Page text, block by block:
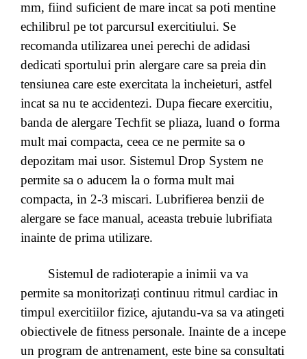
mm, fiind suficient de mare incat sa poti mentine
echilibrul pe tot parcursul exercitiului. Se
recomanda utilizarea unei perechi de adidasi
dedicati sportului prin alergare care sa preia din
tensiunea care este exercitata la incheieturi, astfel
incat sa nu te accidentezi. Dupa fiecare exercitiu,
banda de alergare Techfit se pliaza, luand o forma
mult mai compacta, ceea ce ne permite sa o
depozitam mai usor. Sistemul Drop System ne
permite sa o aducem la o forma mult mai
compacta, in 2-3 miscari. Lubrifierea benzii de
alergare se face manual, aceasta trebuie lubrifiata
inainte de prima utilizare.
Sistemul de radioterapie a inimii va va
permite sa monitorizați continuu ritmul cardiac in
timpul exercitiilor fizice, ajutandu-va sa va atingeti
obiectivele de fitness personale. Inainte de a incepe
un program de antrenament, este bine sa consultati